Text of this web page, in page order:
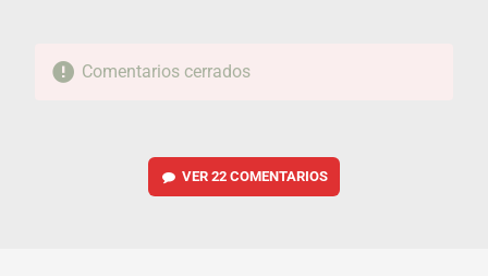
Comentarios cerrados
VER 22 COMENTARIOS